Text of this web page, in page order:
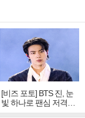
[비즈 포토] BTS 진, 눈
빛 하나로 팬심 저격…
독보적 카리스마